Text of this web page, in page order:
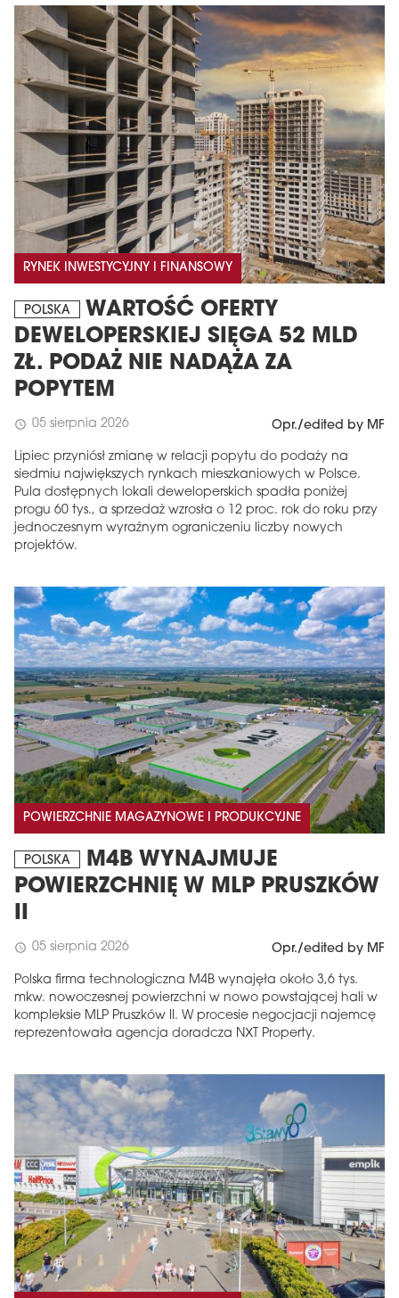
RYNEK INWESTYCYJNY I FINANSOWY
POLSKA
WARTOŚĆ OFERTY
DEWELOPERSKIEJ SIĘGA 52 MLD
ZŁ. PODAŻ NIE NADĄŻA ZA
POPYTEM
schedule 05 sierpnia 2026 Opr./edited by MF
Lipiec przyniósł zmianę w relacji popytu do podaży na
siedmiu największych rynkach mieszkaniowych w Polsce.
Pula dostępnych lokali deweloperskich spadła poniżej
progu 60 tys., a sprzedaż wzrosła o 12 proc. rok do roku przy
jednoczesnym wyraźnym ograniczeniu liczby nowych
projektów.
POWIERZCHNIE MAGAZYNOWE I PRODUKCYJNE
POLSKA
M4B WYNAJMUJE
POWIERZCHNIĘ W MLP PRUSZKÓW
II
schedule 05 sierpnia 2026 Opr./edited by MF
Polska firma technologiczna M4B wynajęła około 3,6 tys.
mkw. nowoczesnej powierzchni w nowo powstającej hali w
kompleksie MLP Pruszków II. W procesie negocjacji najemcę
reprezentowała agencja doradcza NXT Property.
MAGAZYN
Wydanie 6 (308)
Więcej w tym wydaniu arrow_forward
Zamów teraz!